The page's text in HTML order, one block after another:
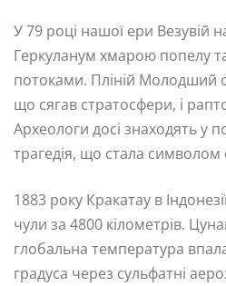
У 79 році нашої ери Везувій
Геркуланум хмарою попелу
потоками. Пліній Молодший
що сягав стратосфери, і
Археологи досі знаходять у
трагедія, що стала
1883 року Кракатау в
чули за 4800 кілометрів.
глобальна температура
градуса через сульфатні